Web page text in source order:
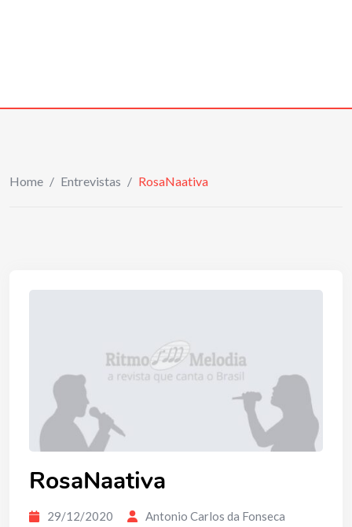
Home / Entrevistas / RosaNaativa
RosaNaativa
29/12/2020
Antonio Carlos da Fonseca